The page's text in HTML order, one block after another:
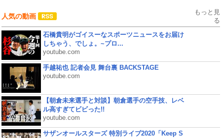
人気の動画
もっと見
る
石橋貴明がゴイスーなスポーツニュースをお届け
しちゃう、でしょ。~プロ...
youtube.com
手越祐也 記者会見 舞台裏 BACKSTAGE
youtube.com
【朝倉未来選手と対談】朝倉選手の空手技、レベ
ル高すぎてビビった!!
youtube.com
サザンオールスターズ 特別ライブ2020「Keep S